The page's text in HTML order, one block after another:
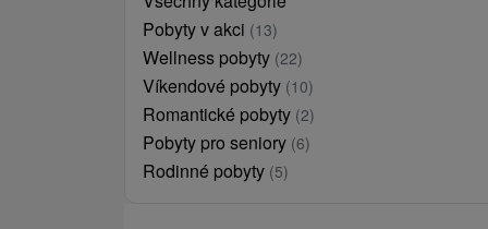
Pobyty v akci (13)
Wellness pobyty (22)
Víkendové pobyty (10)
Romantické pobyty (2)
Pobyty pro seniory (6)
Rodinné pobyty (5)